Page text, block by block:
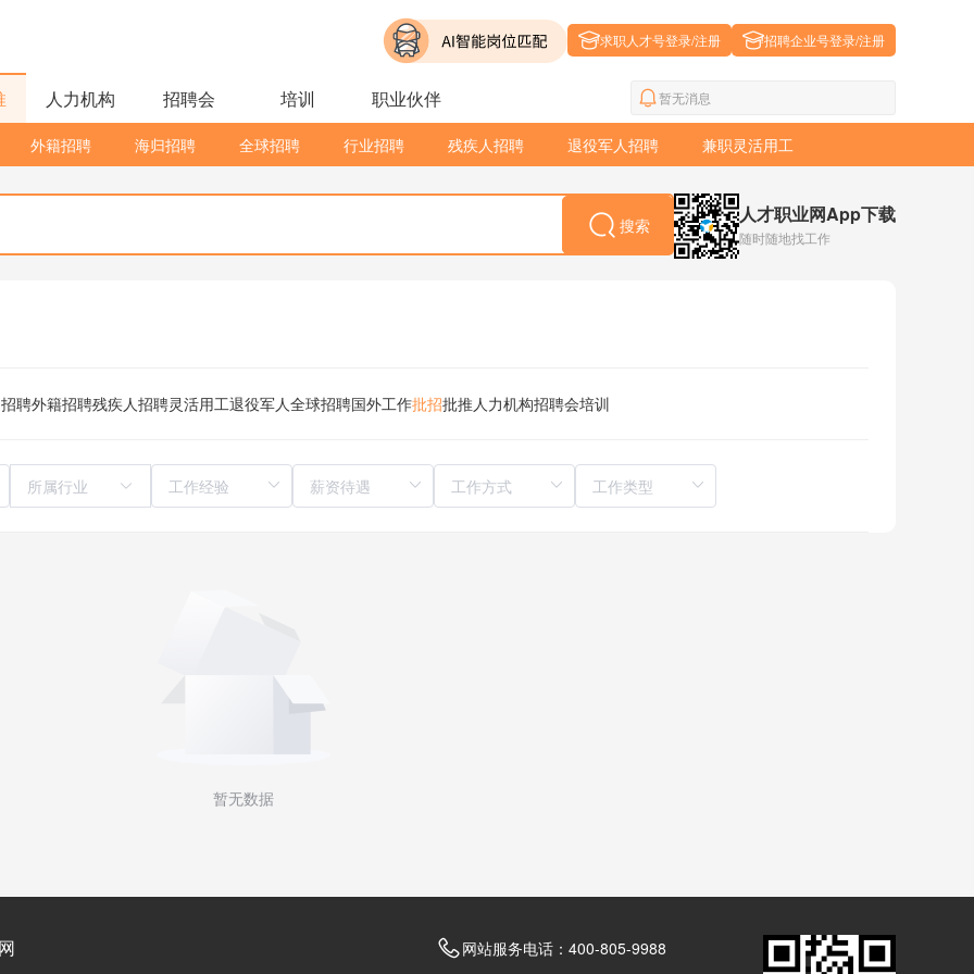
求职人才号登录/注册 招聘企业号登录/注册
人力机构 招聘会 培训 职业伙伴 暂无消息
外籍招聘 海归招聘 全球招聘 行业招聘 残疾人招聘 退役军人招聘 兼职灵活用工
搜索 人才职业网App下载
随时随地找工作
聘外籍招聘残疾人招聘灵活用工退役军人全球招聘国外工作批招批推人力机构招聘会培训
所属行业
暂无数据
网站服务电话：400-805-9988